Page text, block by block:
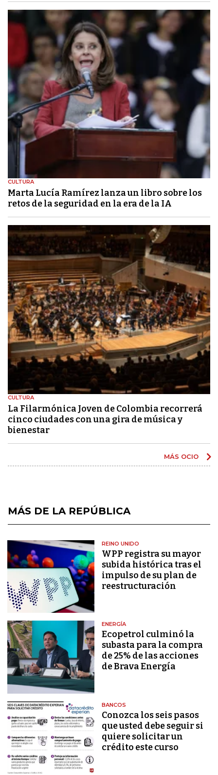
CULTURA
Marta Lucía Ramírez lanza un libro sobre los
retos de la seguridad en la era de la IA
CULTURA
La Filarmónica Joven de Colombia recorrerá
cinco ciudades con una gira de música y
bienestar
MÁS OCIO
MÁS DE LA REPÚBLICA
REINO UNIDO
WPP registra su mayor
subida histórica tras el
impulso de su plan de
reestructuración
ENERGÍA
Ecopetrol culminó la
subasta para la compra
de 25% de las acciones
de Brava Energía
BANCOS
Conozca los seis pasos
que usted debe seguir si
quiere solicitar un
crédito este curso